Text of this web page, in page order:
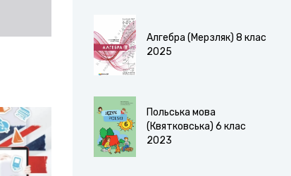
Алгебра (Мерзляк) 8 клас
2025
Польська мова
(Квятковська) 6 клас
2023